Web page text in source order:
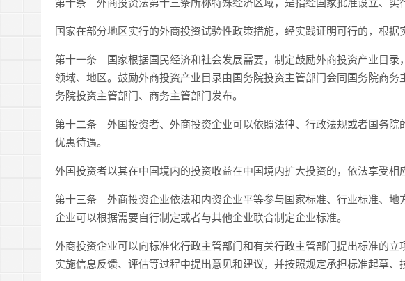
国家在部分地区实行的外商投资试验性政策措施，经实践证明可行的，根据
第十一条 国家根据国民经济和社会发展需要，制定鼓励外商投资产业目录
领域、地区。鼓励外商投资产业目录由国务院投资主管部门会同国务院商
务院投资主管部门、商务主管部门发布。
第十二条 外国投资者、外商投资企业可以依照法律、行政法规或者国务院
优惠待遇。
外国投资者以其在中国境内的投资收益在中国境内扩大投资的，依法享受相
第十三条 外商投资企业依法和内资企业平等参与国家标准、行业标准、地
企业可以根据需要自行制定或者与其他企业联合制定企业标准。
外商投资企业可以向标准化行政主管部门和有关行政主管部门提出标准的
实施信息反馈、评估等过程中提出意见和建议，并按照规定承担标准起草、